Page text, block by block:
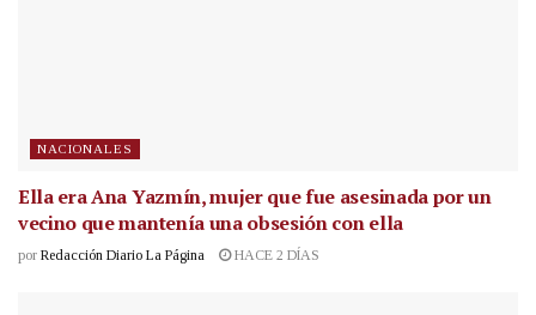
NACIONALES
Ella era Ana Yazmín, mujer que fue asesinada por un
vecino que mantenía una obsesión con ella
por Redacción Diario La Página HACE 2 DÍAS